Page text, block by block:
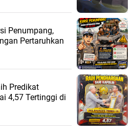
Penumpang,
Pertaruhkan
Predikat
4,57 Tertinggi di